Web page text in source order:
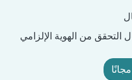
من الهوية الإلزامي